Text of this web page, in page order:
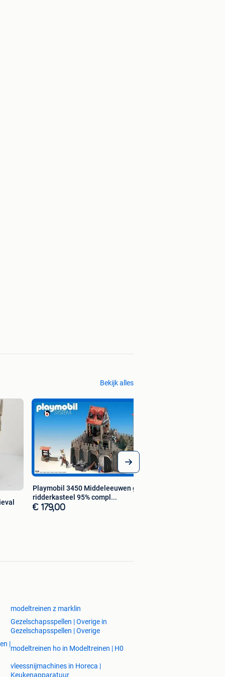
Bekijk alles
Playmobil 3450 Middeleeuwen groot
ridderkasteel 95% compl...
€ 179,00
modeltreinen z marklin
Gezelschapsspellen | Overige in
Gezelschapsspellen | Overige
|
modeltreinen ho in Modeltreinen | H0
vleessnijmachines in Horeca |
Keukenapparatuur